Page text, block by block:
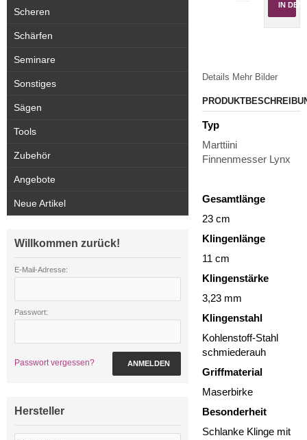
IN DEN
Details Mehr Bilder
Typ
Marttiini
Finnenmesser Lynx
Gesamtlänge
23 cm
Klingenlänge
11 cm
Klingenstärke
3,23 mm
Klingenstahl
Kohlenstoff-Stahl
schmiederauh
Griffmaterial
Maserbirke
Besonderheit
Schlanke Klinge mit
Scheren
Schärfen
Seminare
Sonstiges
Sägen
Tools
Zubehör
Angebote
Neue Artikel
Willkommen zurück!
E-Mail-Adresse:
Passwort:
Passwort vergessen? ANMELDEN
Hersteller